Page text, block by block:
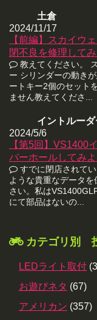
土倉
2024/11/17
【前編】スカイウ
閉不良を修理してみ
教えてください。
ー シリンダーの動き
ートキー2個のセット
ません教えてくださ...
イントルー
2024/5/6
【第5回】VS1400
バーホールしてみよ
すでに閉店されて
ような貴重なデータ
さい。私は
にて部品はないの...
カテゴリ別
LEDライト取付
お遊びネタ (67)
アメリカン (357)